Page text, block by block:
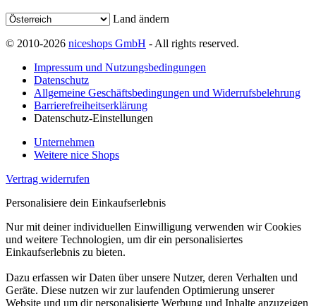
Land ändern
© 2010-2026 niceshops GmbH - All rights reserved.
Impressum und Nutzungsbedingungen
Datenschutz
Allgemeine Geschäftsbedingungen und Widerrufsbelehrung
Barrierefreiheitserklärung
Datenschutz-Einstellungen
Unternehmen
Weitere nice Shops
Vertrag widerrufen
Personalisiere dein Einkaufserlebnis
Nur mit deiner individuellen Einwilligung verwenden wir Cookies
und weitere Technologien, um dir ein personalisiertes
Einkaufserlebnis zu bieten.
Dazu erfassen wir Daten über unsere Nutzer, deren Verhalten und
Geräte. Diese nutzen wir zur laufenden Optimierung unserer
Website und um dir personalisierte Werbung und Inhalte anzuzeigen